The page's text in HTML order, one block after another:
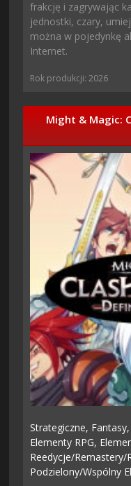
frakcję i zagrywając
jednostki, czary,
można w pojedynkę
Internet.
Rok produkcji: 2026
Might & Magic:
Strategiczne, Fantasy,
Elementy RPG,
Reedycje/remastery/
Podzielony/wspólny